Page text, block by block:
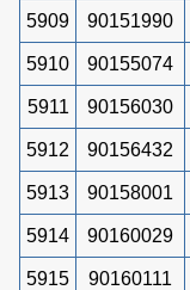
5909 90151990
5910 90155074
5911 90156030
5912 90156432
5913 90158001
5914 90160029
5915 90160111